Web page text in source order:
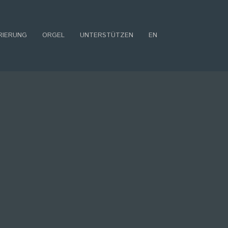
ORGEL UNTERSTÜTZEN EN